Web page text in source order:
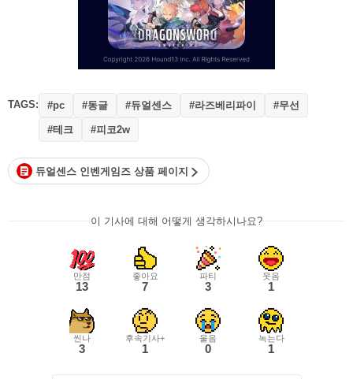
TAGS: #pc #동글 #듀얼센스 #라즈베리파이 #무선
#테크 #피코2w
듀얼센스 인벤게임즈 상품 페이지
이 기사에 대해 어떻게 생각하시나요?
만점
13
좋아요
7
파티
3
웃음
1
씬나
3
후속기사+
1
울음
0
녹는다
1